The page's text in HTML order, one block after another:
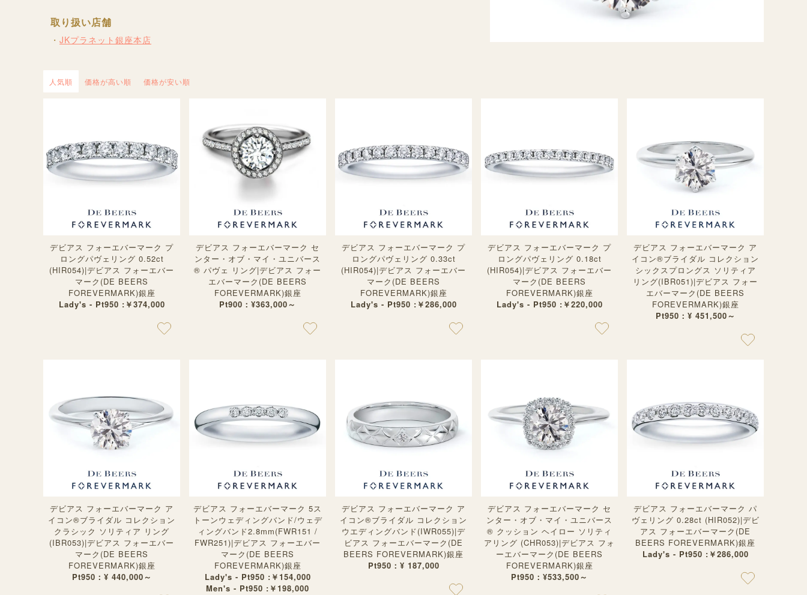
取り扱い店舗
JKプラネット銀座本店
人気順 価格が高い順 価格が安い順
デビアス フォーエバーマーク プ
ロングパヴェリング 0.52ct
(HIR054)|デビアス フォーエバー
マーク(DE BEERS
FOREVERMARK)銀座
Lady's - Pt950 :￥374,000
デビアス フォーエバーマーク セ
ンター・オブ・マイ・ユニバース
® パヴェ リング|デビアス フォー
エバーマーク(DE BEERS
FOREVERMARK)銀座
Pt900：¥363,000～
デビアス フォーエバーマーク プ
ロングパヴェリング 0.33ct
(HIR054)|デビアス フォーエバー
マーク(DE BEERS
FOREVERMARK)銀座
Lady's - Pt950 :￥286,000
デビアス フォーエバーマーク プ
ロングパヴェリング 0.18ct
(HIR054)|デビアス フォーエバー
マーク(DE BEERS
FOREVERMARK)銀座
Lady's - Pt950 :￥220,000
デビアス フォーエバーマーク ア
イコン®︎ブライダル コレクション
シックスプロングス ソリティア
リング(IBR051)|デビアス フォー
エバーマーク(DE BEERS
FOREVERMARK)銀座
Pt950：¥ 451,500～
デビアス フォーエバーマーク ア
イコン®︎ブライダル コレクション
クラシック ソリティア リング
(IBR053)|デビアス フォーエバー
マーク(DE BEERS
FOREVERMARK)銀座
Pt950：¥ 440,000～
デビアス フォーエバーマーク 5ス
トーンウェディングバンド/ウェデ
ィングバンド2.8mm(FWR151 /
FWR251)|デビアス フォーエバー
マーク(DE BEERS
FOREVERMARK)銀座
Lady's - Pt950 :￥154,000
Men's - Pt950 :￥198,000
デビアス フォーエバーマーク ア
イコン®︎ブライダル コレクション
ウエディングバンド(IWR055)|デ
ビアス フォーエバーマーク(DE
BEERS FOREVERMARK)銀座
Pt950：¥ 187,000
デビアス フォーエバーマーク セ
ンター・オブ・マイ・ユニバース
® クッション ヘイロー ソリティ
アリング (CHR053)|デビアス フォ
ーエバーマーク(DE BEERS
FOREVERMARK)銀座
Pt950：¥533,500～
デビアス フォーエバーマーク パ
ヴェリング 0.28ct (HIR052)|デビ
アス フォーエバーマーク(DE
BEERS FOREVERMARK)銀座
Lady's - Pt950 :￥286,000